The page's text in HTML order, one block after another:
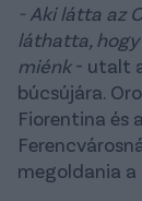
- Aki látta az
láthatta,
miénk- utalt
búcsújára.
Fiorentina és
megoldania